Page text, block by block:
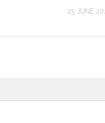
25 JUNE